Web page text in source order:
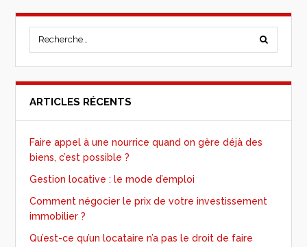
ARTICLES RÉCENTS
Faire appel à une nourrice quand on gère déjà des
biens, c’est possible ?
Gestion locative : le mode d’emploi
Comment négocier le prix de votre investissement
immobilier ?
Qu’est-ce qu’un locataire n’a pas le droit de faire